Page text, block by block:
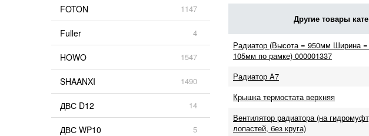
Другие товары
Радиатор (Высота = 950мм Ширина
105мм по рамке) 000001337
Радиатор A7
Крышка термостата верхняя
Вентилятор радиатора (на
лопастей, без круга)
FOTON 1147
Fuller 4
HOWO 1547
SHAANXI 1490
ДВС D12 14
ДВС WP10 5